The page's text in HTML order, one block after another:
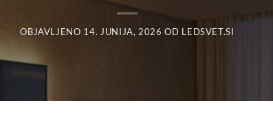
OBJAVLJENO 14. JUNIJA, 2026 OD LEDSVET.SI